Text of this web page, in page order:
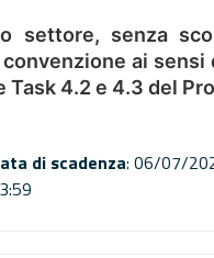
settore, senza
ai sensi
4.2 e 4.3 del
di scadenza: 06/07/